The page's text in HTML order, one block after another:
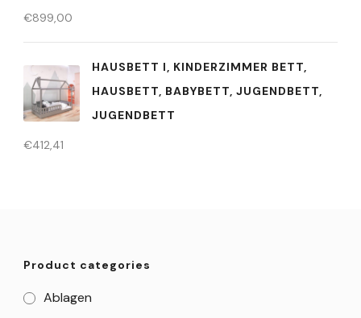
€899,00
HAUSBETT I, KINDERZIMMER BETT,
HAUSBETT, BABYBETT, JUGENDBETT,
JUGENDBETT
€412,41
Product categories
Ablagen